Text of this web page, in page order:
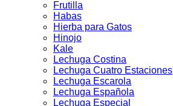
Frutilla
Habas
Hierba para Gatos
Hinojo
Kale
Lechuga Costina
Lechuga Cuatro Estaciones
Lechuga Escarola
Lechuga Española
Lechuga Especial